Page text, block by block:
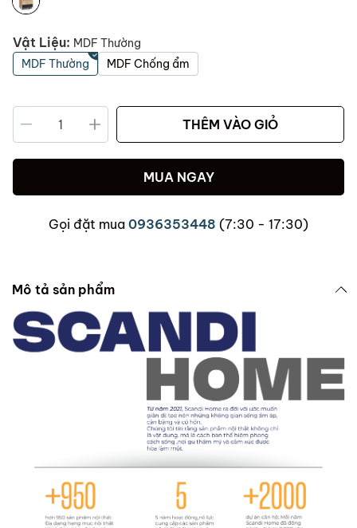
Vật Liệu: MDF Thường
MDF Thường
MDF Chống ẩm
THÊM VÀO GIỎ
MUA NGAY
Gọi đặt mua 0936353448 (7:30 - 17:30)
Mô tả sản phẩm